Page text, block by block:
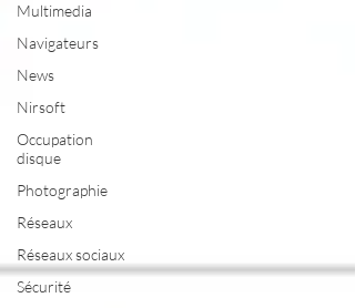
Multimedia
Navigateurs
News
Nirsoft
Occupation
disque
Photographie
Réseaux
Réseaux sociaux
Sécurité